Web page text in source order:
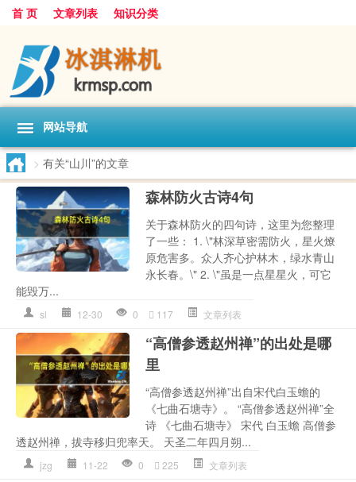
首 页 文章列表 知识分类
网站导航
> 有关“山川”的文章
森林防火古诗4句
关于森林防火的四句诗，这里为您整理
了一些： 1. \"林深草密需防火，星火燎
原危害多。众人齐心护林木，绿水青山
永长春。\" 2. \"虽是一点星星火，可它
能毁万...
sl 12-30 0 117 文章列表
“高僧参透赵州禅”的出处是哪
里
“高僧参透赵州禅”出自宋代白玉蟾的
《七曲石塘寺》。 “高僧参透赵州禅”全
诗 《七曲石塘寺》 宋代 白玉蟾 高僧参
透赵州禅，拔寺移归兜率天。 天圣二年四月朔...
jzg 11-22 0 225 文章列表